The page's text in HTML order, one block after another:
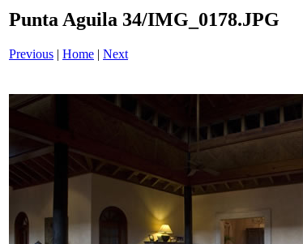
Punta Aguila 34/IMG_0178.JPG
Previous | Home | Next